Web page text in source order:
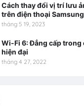
Cách thay đổi vị trí lưu
trên điện thoại Samsung
tháng 5 19, 2023
Wi-Fi 6: Đẳng cấp trong
hiện đại
tháng 4 27, 2022